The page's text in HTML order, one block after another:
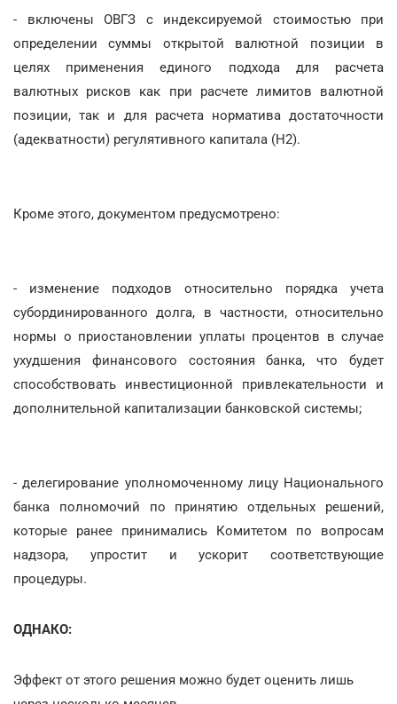
- включены ОВГЗ с индексируемой стоимостью при
определении суммы открытой валютной позиции в
целях применения единого подхода для расчета
валютных рисков как при расчете лимитов валютной
позиции, так и для расчета норматива достаточности
(адекватности) регулятивного капитала (Н2).
Кроме этого, документом предусмотрено:
- изменение подходов относительно порядка учета
субординированного долга, в частности, относительно
нормы о приостановлении уплаты процентов в случае
ухудшения финансового состояния банка, что будет
способствовать инвестиционной привлекательности и
дополнительной капитализации банковской системы;
- делегирование уполномоченному лицу Национального
банка полномочий по принятию отдельных решений,
которые ранее принимались Комитетом по вопросам
надзора, упростит и ускорит соответствующие
процедуры.
ОДНАКО:
Эффект от этого решения можно будет оценить лишь